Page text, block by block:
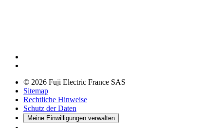
© 2026 Fuji Electric France SAS
Sitemap
Rechtliche Hinweise
Schutz der Daten
Meine Einwilligungen verwalten